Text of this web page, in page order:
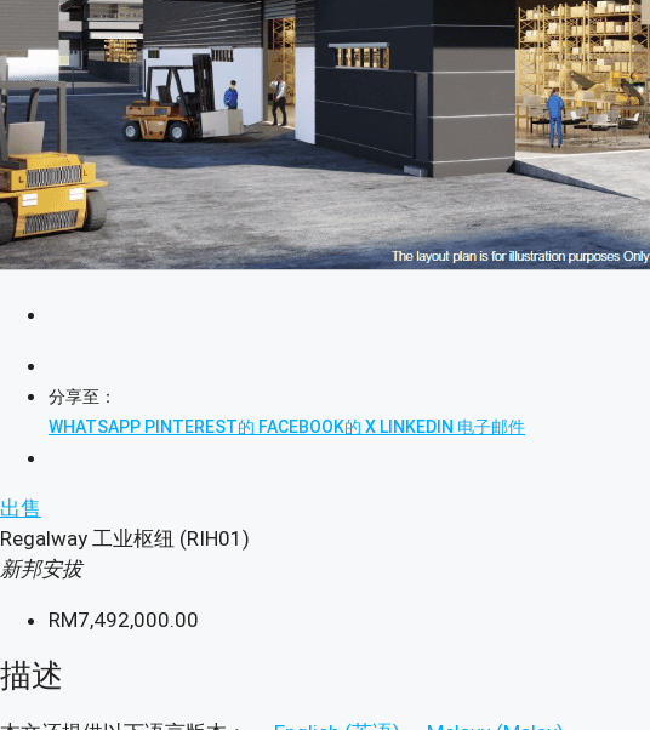
分享至：
WHATSAPP PINTEREST的 FACEBOOK的 X LINKEDIN 电子邮件
出售
Regalway 工业枢纽 (RIH01)
新邦安拔
RM7,492,000.00
描述